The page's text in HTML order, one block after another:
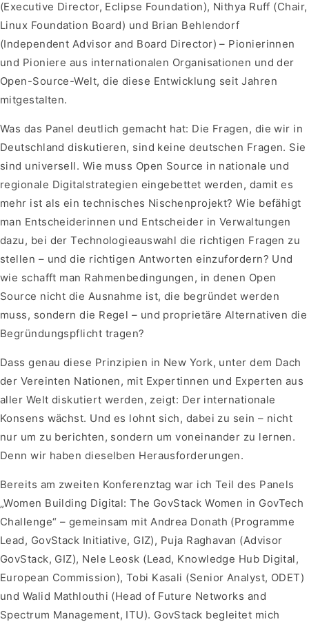
(Executive Director, Eclipse Foundation), Nithya Ruff (Chair,
Linux Foundation Board) und Brian Behlendorf
(Independent Advisor and Board Director) – Pionierinnen
und Pioniere aus internationalen Organisationen und der
Open-Source-Welt, die diese Entwicklung seit Jahren
mitgestalten.
Was das Panel deutlich gemacht hat: Die Fragen, die wir in
Deutschland diskutieren, sind keine deutschen Fragen. Sie
sind universell. Wie muss Open Source in nationale und
regionale Digitalstrategien eingebettet werden, damit es
mehr ist als ein technisches Nischenprojekt? Wie befähigt
man Entscheiderinnen und Entscheider in Verwaltungen
dazu, bei der Technologieauswahl die richtigen Fragen zu
stellen – und die richtigen Antworten einzufordern? Und
wie schafft man Rahmenbedingungen, in denen Open
Source nicht die Ausnahme ist, die begründet werden
muss, sondern die Regel – und proprietäre Alternativen die
Begründungspflicht tragen?
Dass genau diese Prinzipien in New York, unter dem Dach
der Vereinten Nationen, mit Expertinnen und Experten aus
aller Welt diskutiert werden, zeigt: Der internationale
Konsens wächst. Und es lohnt sich, dabei zu sein – nicht
nur um zu berichten, sondern um voneinander zu lernen.
Denn wir haben dieselben Herausforderungen.
Bereits am zweiten Konferenztag war ich Teil des Panels
„Women Building Digital: The GovStack Women in GovTech
Challenge“ – gemeinsam mit Andrea Donath (Programme
Lead, GovStack Initiative, GIZ), Puja Raghavan (Advisor
GovStack, GIZ), Nele Leosk (Lead, Knowledge Hub Digital,
European Commission), Tobi Kasali (Senior Analyst, ODET)
und Walid Mathlouthi (Head of Future Networks and
Spectrum Management, ITU). GovStack begleitet mich